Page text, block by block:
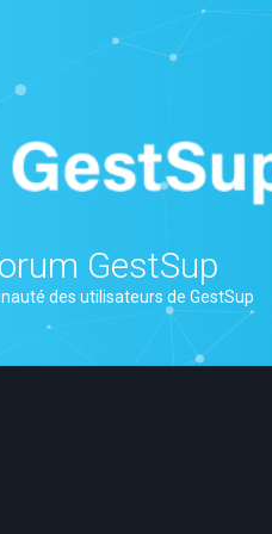
GestSup
des utilisateurs de GestSup